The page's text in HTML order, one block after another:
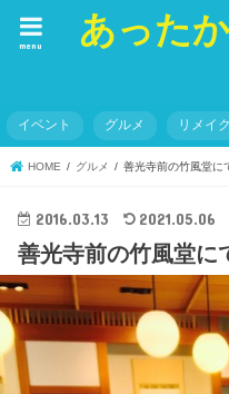
あった
menu
イベント グルメ リメイク
HOME グルメ 善光寺前の竹風堂に
2016.03.13 2021.05.06
善光寺前の竹風堂に